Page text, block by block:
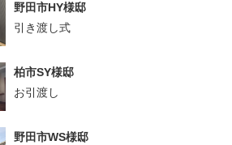
野田市HY様邸
引き渡し式
柏市SY様邸
お引渡し
野田市WS様邸